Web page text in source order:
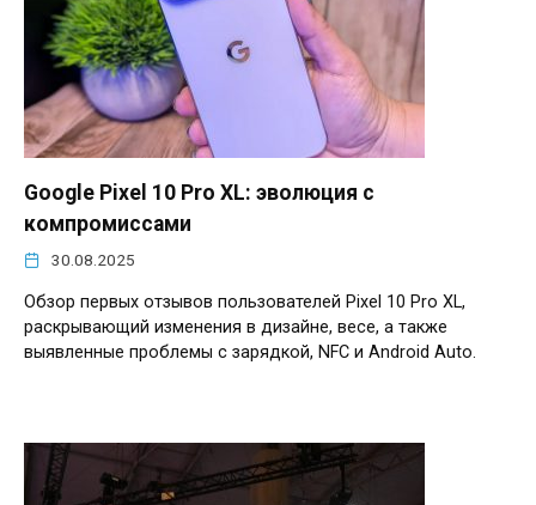
Google Pixel 10 Pro XL: эволюция с
компромиссами
30.08.2025
Обзор первых отзывов пользователей Pixel 10 Pro XL,
раскрывающий изменения в дизайне, весе, а также
выявленные проблемы с зарядкой, NFC и Android Auto.